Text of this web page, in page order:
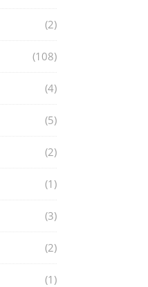
(2)
(108)
(4)
(5)
(2)
(1)
(3)
(2)
(1)